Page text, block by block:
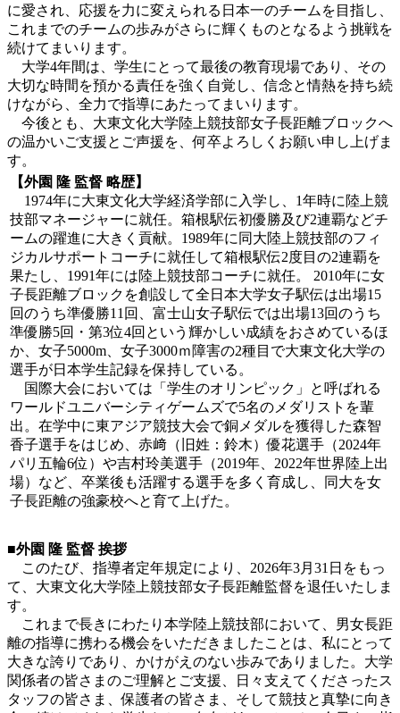
に愛され、応援を力に変えられる日本一のチームを目指し、
これまでのチームの歩みがさらに輝くものとなるよう挑戦を
続けてまいります。
大学4年間は、学生にとって最後の教育現場であり、その
大切な時間を預かる責任を強く自覚し、信念と情熱を持ち続
けながら、全力で指導にあたってまいります。
今後とも、大東文化大学陸上競技部女子長距離ブロックへ
の温かいご支援とご声援を、何卒よろしくお願い申し上げま
す。
【外園 隆 監督 略歴】
1974年に大東文化大学経済学部に入学し、1年時に陸上競
技部マネージャーに就任。箱根駅伝初優勝及び2連覇などチ
ームの躍進に大きく貢献。1989年に同大陸上競技部のフィ
ジカルサポートコーチに就任して箱根駅伝2度目の2連覇を
果たし、1991年には陸上競技部コーチに就任。 2010年に女
子長距離ブロックを創設して全日本大学女子駅伝は出場15
回のうち準優勝11回、富士山女子駅伝では出場13回のうち
準優勝5回・第3位4回という輝かしい成績をおさめているほ
か、女子5000m、女子3000ｍ障害の2種目で大東文化大学の
選手が日本学生記録を保持している。
国際大会においては「学生のオリンピック」と呼ばれる
ワールドユニバーシティゲームズで5名のメダリストを輩
出。在学中に東アジア競技大会で銅メダルを獲得した森智
香子選手をはじめ、赤﨑（旧姓：鈴木）優花選手（2024年
パリ五輪6位）や吉村玲美選手（2019年、2022年世界陸上出
場）など、卒業後も活躍する選手を多く育成し、同大を女
子長距離の強豪校へと育て上げた。
■外園 隆 監督 挨拶
このたび、指導者定年規定により、2026年3月31日をもっ
て、大東文化大学陸上競技部女子長距離監督を退任いたしま
す。
これまで長きにわたり本学陸上競技部において、男女長距
離の指導に携わる機会をいただきましたことは、私にとって
大きな誇りであり、かけがえのない歩みでありました。大学
関係者の皆さまのご理解とご支援、日々支えてくださったス
タッフの皆さま、保護者の皆さま、そして競技と真摯に向き